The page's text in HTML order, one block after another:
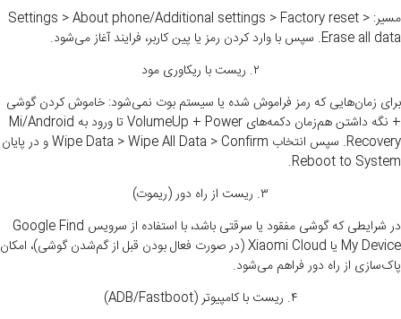
مسیر : Settings > About phone/Additional settings > Factory reset >
Erase all data. سپس با وارد کردن رمز یا پین کاربر، فرایند آغاز می‌شود.
۲. ریست با ریکاوری مود
برای زمان‌هایی که رمز فراموش شده یا سیستم بوت نمی‌شود: خاموش کردن گوشی
+ نگه داشتن هم‌زمان دکمه‌های Up + Power تا ورود به Mi/Android
Recovery. سپس انتخاب
و در پایان
Reboot to System
.
۳. ریست از راه دور (ریموت)
در شرایطی که گوشی مفقود یا سرقتی باشد، با استفاده از سرویس Google Find
My Device یا
(در صورت فعال بودن قبل از گم‌شدن گوشی)، امکان
پاک‌سازی از راه دور فراهم می‌شود.
۴. ریست با کامپیوتر(ADB/Fastboot)